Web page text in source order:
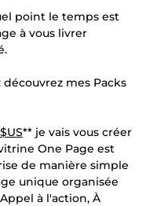
point le temps est
à vous livrer
mes Packs
** je vais vous créer
One Page est
de manière simple
unique organisée
à l'action, À